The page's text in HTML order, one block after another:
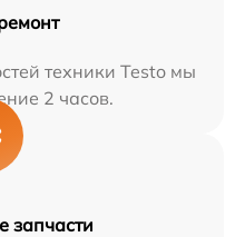
техники Testo мы
2 часов.
запчасти